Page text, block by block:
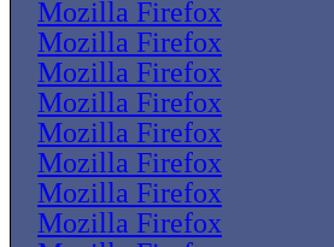
Mozilla Firefox
Mozilla Firefox
Mozilla Firefox
Mozilla Firefox
Mozilla Firefox
Mozilla Firefox
Mozilla Firefox
Mozilla Firefox